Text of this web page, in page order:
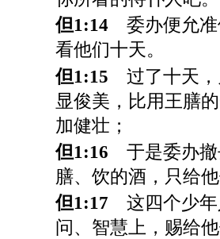
但1:14 委办便允准
看他们十天。
但1:15 过了十天，
显俊美，比用王膳
加健壮；
但1:16 于是委办撤
膳、饮的酒，只给他
但1:17 这四个少年
问、智慧上，赐给